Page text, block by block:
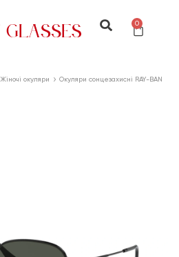
0
Жіночі окуляри Окуляри сонцезахисні RAY-BAN